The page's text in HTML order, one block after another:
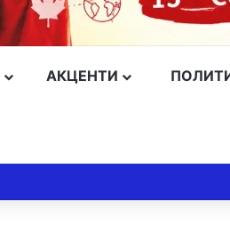
АКЦЕНТИ